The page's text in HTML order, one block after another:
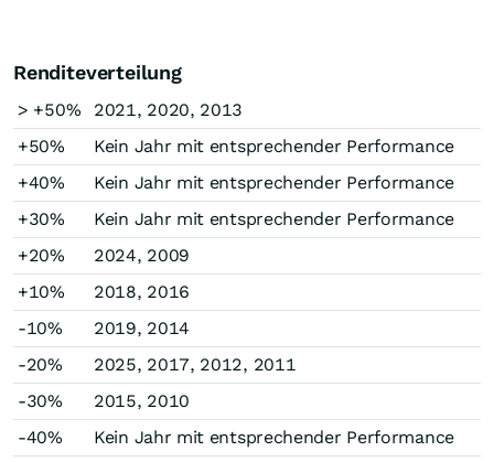
Renditeverteilung
> +50%
2021, 2020, 2013
+50%
Kein Jahr mit entsprechender Performance
+40%
Kein Jahr mit entsprechender Performance
+30%
Kein Jahr mit entsprechender Performance
+20%
2024, 2009
+10%
2018, 2016
-10%
2019, 2014
-20%
2025, 2017, 2012, 2011
-30%
2015, 2010
-40%
Kein Jahr mit entsprechender Performance